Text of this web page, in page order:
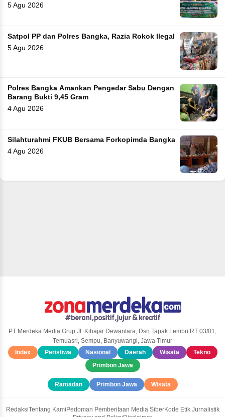
5 Agu 2026
Satpol PP dan Polres Bangka, Razia Rokok Ilegal
5 Agu 2026
Polres Bangka Amankan Pengedar Sabu Dengan
Barang Bukti 9,45 Gram
4 Agu 2026
Silahturahmi FKUB Bersama Forkopimda Bangka
4 Agu 2026
PT Merdeka Media Grup Jl. Kihajar Dewantara, Dsn Tapak Lembu RT 03/01,
Temuasri, Sempu, Banyuwangi, Jawa Timur
Index
Peristiwa Nasional Daerah Wisata
Tekno
Primbon Jawa
Ramadan Primbon Jawa Wisata
RedaksiTentang KamiPedoman Pemberitaan Media SiberKode Etik Jurnalistik